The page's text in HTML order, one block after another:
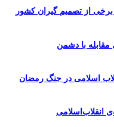
از تصمیم گیران کشور
مقابله با دشمن
اسلامی در جنگ رمضان
انقلاب‌اسلامی